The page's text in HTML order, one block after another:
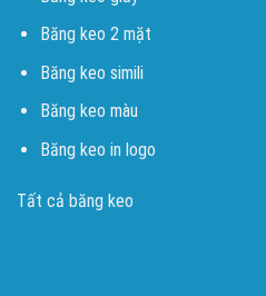
Băng keo 2 mặt
Băng keo simili
Băng keo màu
Băng keo in logo
Tất cả băng keo